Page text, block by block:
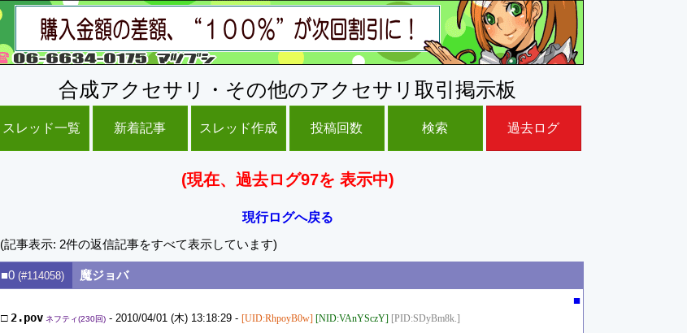
合成アクセサリ・その他のアクセサリ取引掲示板
スレッド一覧 新着記事 スレッド作成 投稿回数 検索 過去ログ
(現在、過去ログ97を 表示中)
現行ログへ戻る
(記事表示: 2件の返信記事をすべて表示しています)
■0 (#114058)
魔ジョバ
■
□ 2.pov ネフティ(230回)- 2010/04/01 (木) 13:18:29 - [UID:RhpoyB0w] [NID:VAnYSczY] [PID:SDyBm8k.]